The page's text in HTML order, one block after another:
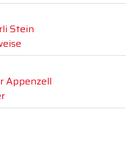
Stein
Appenzell